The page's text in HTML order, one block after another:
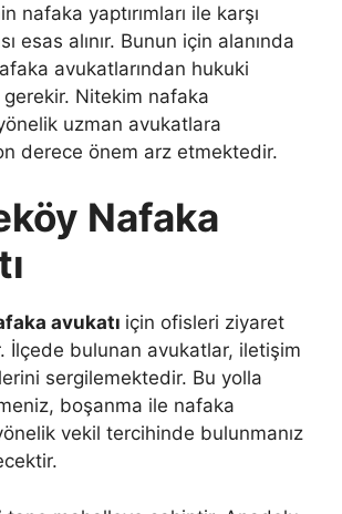
nafaka yaptırımları ile karşı
esas alınır. Bunun için alanında
avukatlarından hukuki
Nitekim nafaka
uzman avukatlara
derece önem arz etmektedir.
Nafaka
avukatı için ofisleri ziyaret
İlçede bulunan avukatlar, iletişim
sergilemektedir. Bu yolla
boşanma ile nafaka
vekil tercihinde bulunmanız